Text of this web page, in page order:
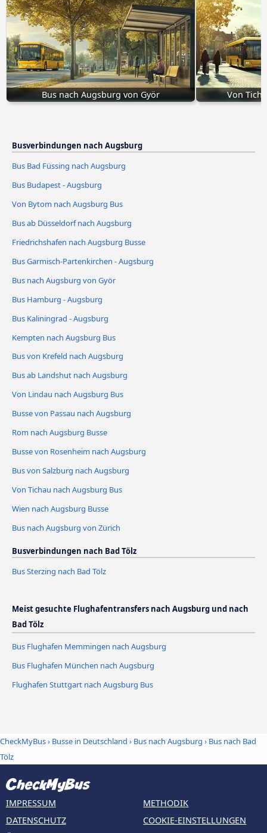
Bus nach Augsburg von Györ Von
Busverbindungen nach Augsburg
Bus Bad Füssing nach Augsburg
Bus Budapest - Augsburg
Von Bytom nach Augsburg Bus
Bus ab Düsseldorf nach Augsburg
Friedrichshafen nach Augsburg Busse
Bus Garmisch-Partenkirchen - Augsburg
Bus nach Augsburg von Györ
Bus Hamburg - Augsburg
Bus Kaliningrad - Augsburg
Kempten nach Augsburg Bus
Bus von Krefeld nach Augsburg
Bus ab Landshut nach Augsburg
Von Lindau nach Augsburg Bus
Busse von Passau nach Augsburg
Rom nach Augsburg Busse
Busse von Rosenheim nach Augsburg
Bus von Salzburg nach Augsburg
Von Tichau nach Augsburg Bus
Wien nach Augsburg Busse
Bus nach Augsburg von Zürich
Busverbindungen nach Bad Tölz
Bus Sterzing nach Bad Tölz
Meist gesuchte Flughafentransfers nach Augsburg und nach
Bad Tölz
Bus Flughafen Memmingen nach Augsburg
Bus Flughafen München nach Augsburg
Flughafen Stuttgart nach Augsburg Bus
CheckMyBus› Busse in Deutschland › Bus nach Augsburg › Bus nach Bad
Tölz
IMPRESSUM
DATENSCHUTZ
METHODIK
COOKIE-EINSTELLUNGEN